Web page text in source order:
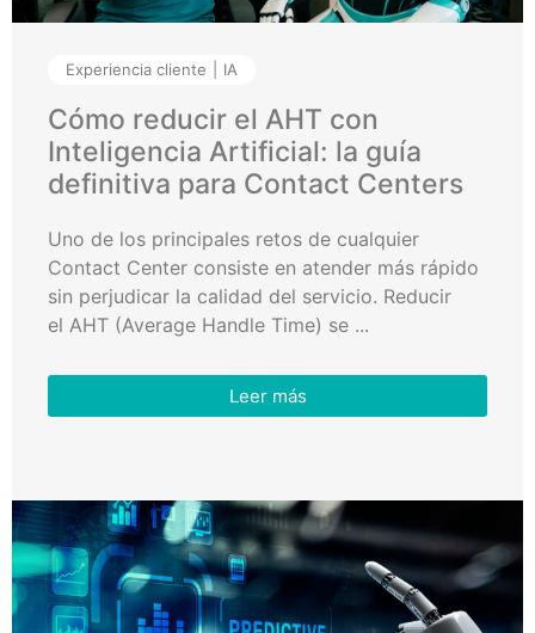
Experiencia cliente IA
Cómo reducir el AHT con
Inteligencia Artificial: la guía
definitiva para Contact Centers
Uno de los principales retos de cualquier
Contact Center consiste en atender más rápido
sin perjudicar la calidad del servicio. Reducir
el AHT (Average Handle Time) se ...
Leer más